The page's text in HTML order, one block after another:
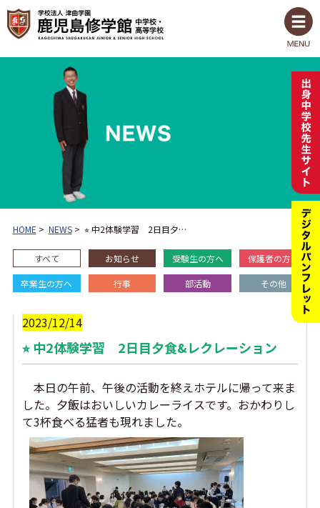
HOME > NEWS> ⭐︎ 中2体験学習 2日目夕…
すべて お知らせ 受験生の方へ 保護者の方へ
卒業生の方へ 行事 部活動 その他
2023/12/14
⭐︎ 中2体験学習 2日目夕食&レクレーション
本日の午前、午後の活動を終えホテルに帰って来ま
した。夕飯はおいしいカレーライスです。おかわりし
て3杯食べる猛者も現れました。